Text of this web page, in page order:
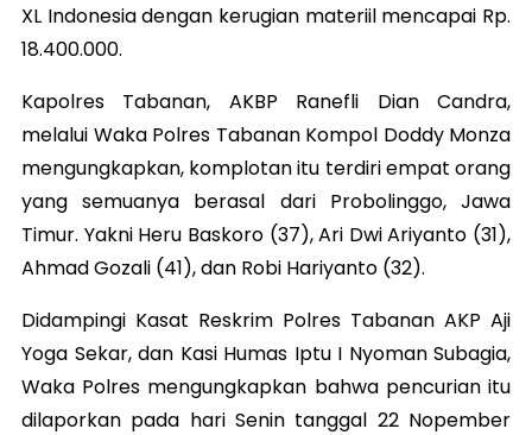
XL Indonesia dengan kerugian materiil mencapai Rp.
18.400.000.
Kapolres Tabanan, AKBP Ranefli Dian Candra,
melalui Waka Polres Tabanan Kompol Doddy Monza
mengungkapkan, komplotan itu terdiri empat orang
yang semuanya berasal dari Probolinggo, Jawa
Timur. Yakni Heru Baskoro (37), Ari Dwi Ariyanto (31),
Ahmad Gozali (41), dan Robi Hariyanto (32).
Didampingi Kasat Reskrim Polres Tabanan AKP Aji
Yoga Sekar, dan Kasi Humas Iptu I Nyoman Subagia,
Waka Polres mengungkapkan bahwa pencurian itu
dilaporkan pada hari Senin tanggal 22 Nopember